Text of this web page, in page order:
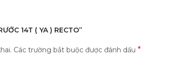
14T ( YA ) RECTO”
Các trường bắt buộc được đánh dấu *